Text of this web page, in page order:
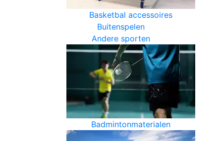
Basketbal accessoires
Buitenspelen
Andere sporten
Badmintonmaterialen